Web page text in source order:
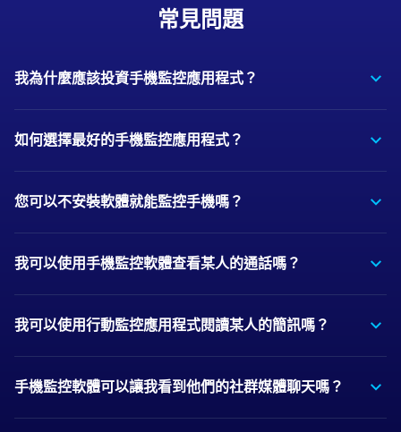
常見問題
我為什麼應該投資手機監控應用程式？
如何選擇最好的手機監控應用程式？
您可以不安裝軟體就能監控手機嗎？
我可以使用手機監控軟體查看某人的通話嗎？
我可以使用行動監控應用程式閱讀某人的簡訊嗎？
手機監控軟體可以讓我看到他們的社群媒體聊天嗎？